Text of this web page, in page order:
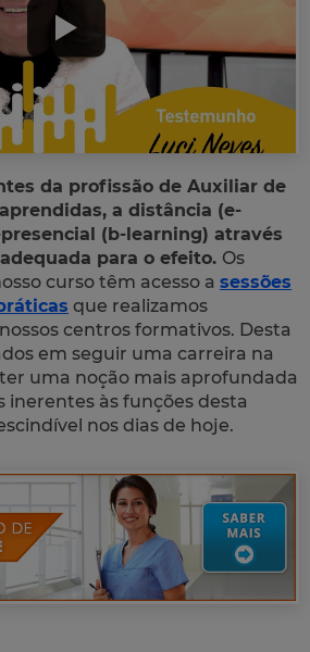
da profissão de Auxiliar de
a distância (e-
(b-learning) através
adequada para o efeito. Os
curso têm acesso a sessões
que realizamos
centros formativos. Desta
em seguir uma carreira na
uma noção mais aprofundada
inerentes às funções desta
nos dias de hoje.